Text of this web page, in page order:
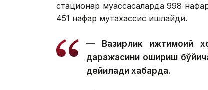
стационар муассасаларда 998
451 нафар мутахассис ишлайди.
— Вазирлик ижтимоий
даражасини ошириш
дейилади хабарда.